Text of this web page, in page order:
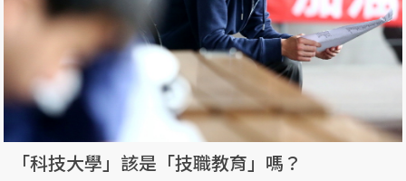
「科技大學」該是「技職教育」嗎？